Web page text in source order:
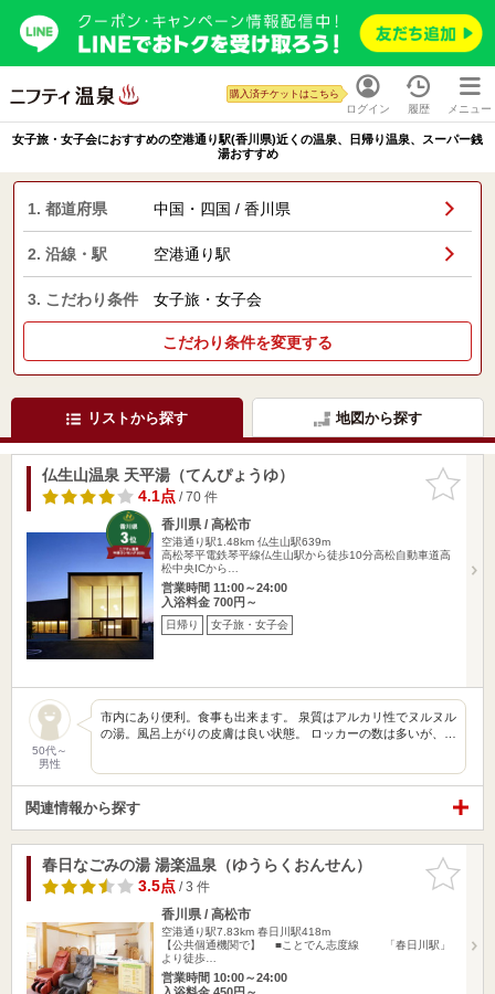
ログイン
購入済チケットはこちら
履歴 メニュー
女子旅・女子会におすすめの空港通り駅(香川県)近くの温泉、日帰り温泉、スーパー銭
湯おすすめ
1. 都道府県 中国・四国 / 香川県
2. 沿線・駅 空港通り駅
3. こだわり条件 女子旅・女子会
こだわり条件を変更する
リストから探す 地図から探す
お気に入
りに追加
仏生山温泉 天平湯（てんぴょうゆ）
4.1点/ 70 件
香川県 / 高松市
空港通り駅1.48km 仏生山駅639m
高松琴平電鉄琴平線仏生山駅から徒歩10分高松自動車道高
松中央ICから…
営業時間 11:00～24:00
入浴料金 700円～
日帰り 女子旅・女子会
50代～
男性
市内にあり便利。食事も出来ます。 泉質はアルカリ性でヌルヌル
の湯。風呂上がりの皮膚は良い状態。 ロッカーの数は多いが、…
関連情報から探す
お気に入
りに追加
春日なごみの湯 湯楽温泉（ゆうらくおんせん）
3.5点/ 3 件
香川県 / 高松市
空港通り駅7.83km 春日川駅418m
【公共個通機関で】 ■ことでん志度線 「春日川駅」
より徒歩…
営業時間 10:00～24:00